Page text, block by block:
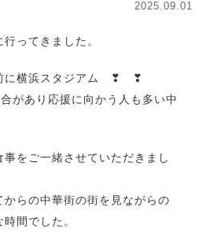
2025.09.01
ってきました。
に横浜スタジアム ❣ ❣
があり応援に向かう人も多い中
をご一緒させていただきまし
からの中華街の街を見ながらの
間でした。